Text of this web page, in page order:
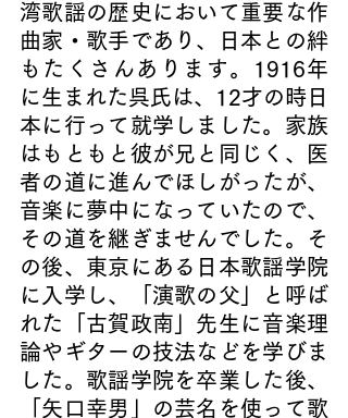
湾歌謡の歴史において重要な作
曲家・歌手であり、日本との絆
もたくさんあります。1916年
に生まれた呉氏は、12才の時日
本に行って就学しました。家族
はもともと彼が兄と同じく、医
者の道に進んでほしがったが、
音楽に夢中になっていたので、
その道を継ぎませんでした。そ
の後、東京にある日本歌謡学院
に入学し、「演歌の父」と呼ば
れた「古賀政南」先生に音楽理
論やギターの技法などを学びま
した。歌謡学院を卒業した後、
「矢口幸男」の芸名を使って歌